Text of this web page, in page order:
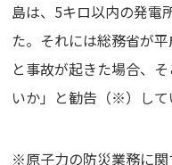
島は、5キロ以内の発電
た。それには総務省が
と事故が起きた場合、
いか」と勧告（※）して
※原子力の防災業務に関